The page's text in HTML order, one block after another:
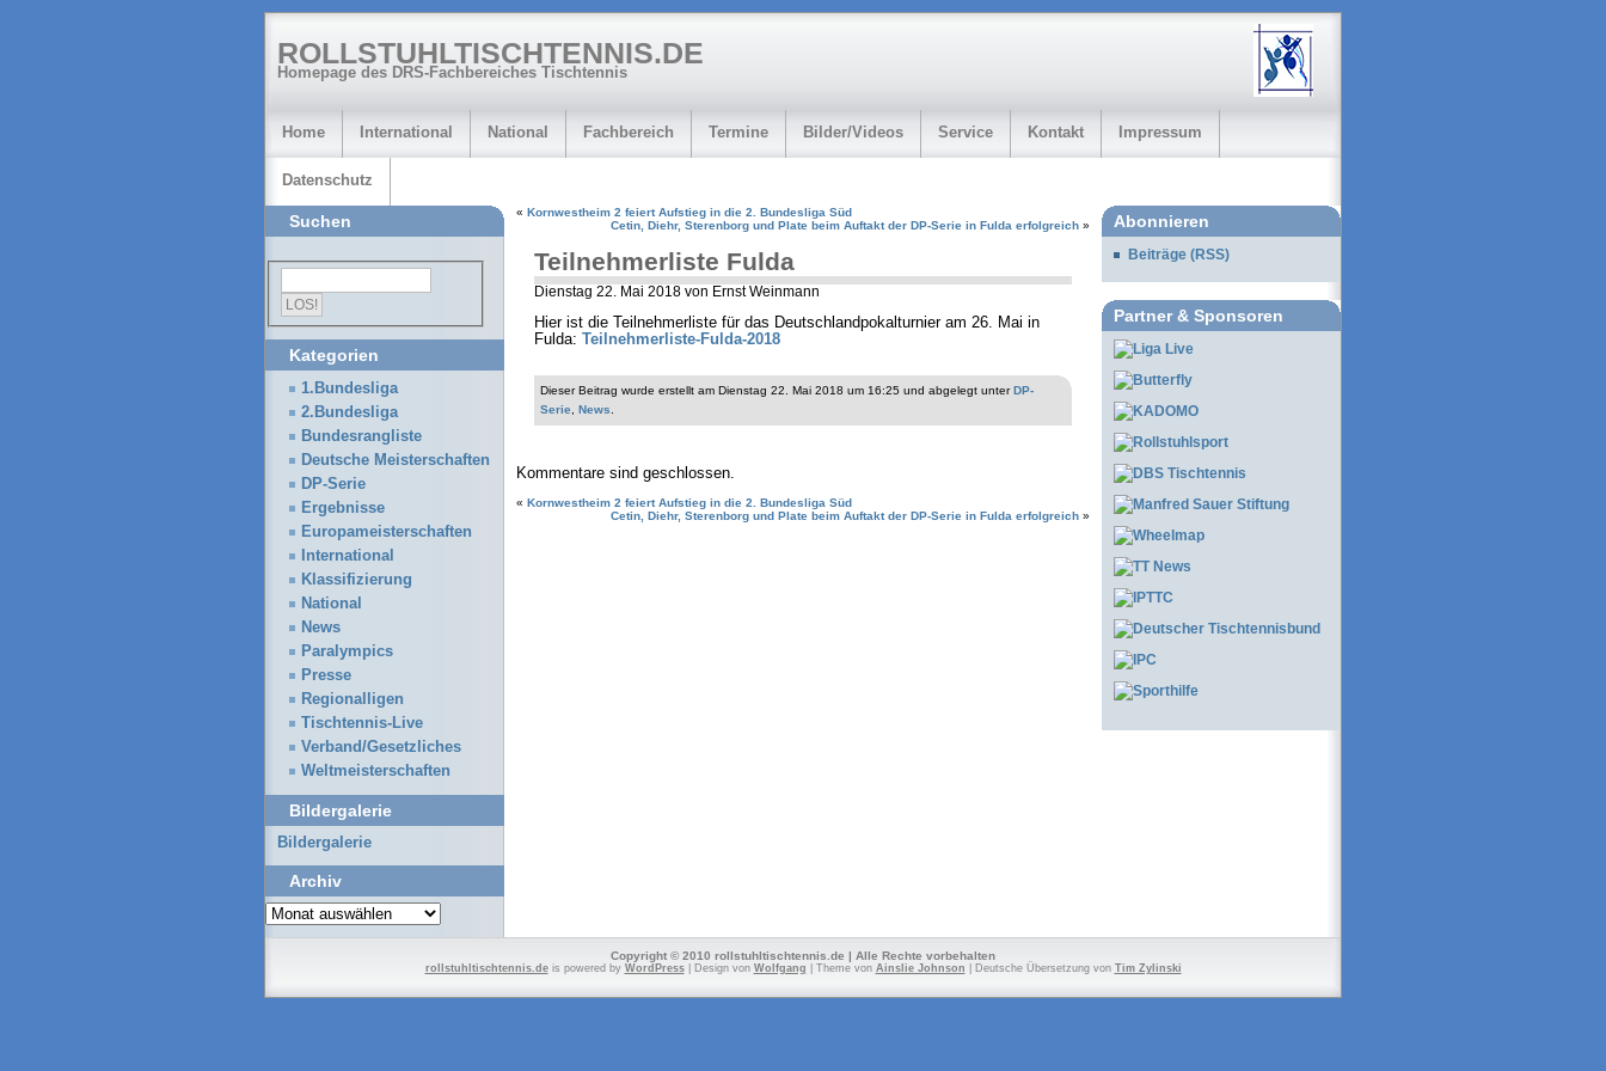
ROLLSTUHLTISCHTENNIS.DE
Homepage des DRS-Fachbereiches Tischtennis
Home International National Fachbereich Termine Bilder/Videos Service Kontakt Impressum
Datenschutz
« Kornwestheim 2 feiert Aufstieg in die 2. Bundesliga Süd
Cetin, Diehr, Sterenborg und Plate beim Auftakt der DP-Serie in Fulda erfolgreich »
Teilnehmerliste Fulda
Dienstag 22. Mai 2018 von Ernst Weinmann
Hier ist die Teilnehmerliste für das Deutschlandpokalturnier am 26. Mai in
Fulda: Teilnehmerliste-Fulda-2018
Dieser Beitrag wurde erstellt am Dienstag 22. Mai 2018 um 16:25 und abgelegt unterDP-
Serie
News
Kommentare sind geschlossen.
« Kornwestheim 2 feiert Aufstieg in die 2. Bundesliga Süd
Cetin, Diehr, Sterenborg und Plate beim Auftakt der DP-Serie in Fulda erfolgreich »
Suchen
Kategorien
1.Bundesliga
2.Bundesliga
Bundesrangliste
Deutsche Meisterschaften
DP-Serie
Ergebnisse
Europameisterschaften
International
Klassifizierung
National
News
Paralympics
Presse
Regionalligen
Tischtennis-Live
Verband/Gesetzliches
Weltmeisterschaften
Bildergalerie
Bildergalerie
Archiv
Archiv
Abonnieren
Beiträge (RSS)
Partner & Sponsoren
Copyright © 2010 rollstuhltischtennis.de | Alle Rechte vorbehalten
rollstuhltischtennis.deis powered by WordPress| Design von Wolfgang | Theme von Ainslie Johnson | Deutsche Übersetzung von Tim Zylinski